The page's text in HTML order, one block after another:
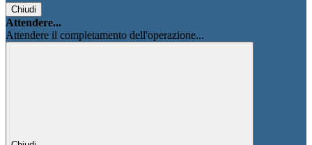
Chiudi
Attendere...
Attendere il completamento dell'operazione...